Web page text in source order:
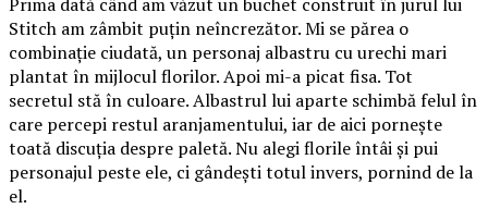
Stitch am zâmbit puțin neîncrezător. Mi se părea o
combinație ciudată, un personaj albastru cu urechi mari
plantat în mijlocul florilor. Apoi mi-a picat fisa. Tot
secretul stă în culoare. Albastrul lui aparte schimbă felul în
care percepi restul aranjamentului, iar de aici pornește
toată discuția despre paletă. Nu alegi florile întâi și pui
personajul peste ele, ci gândești totul invers, pornind de la
el.